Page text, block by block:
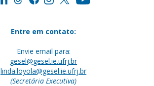
Entre em contato:
Envie email para:
gesel@gesel.ie.ufrj.br
linda.loyola@gesel.ie.ufrj.br
(Secretária Executiva)